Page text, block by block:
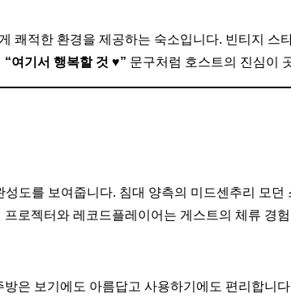
쾌적한 환경을 제공하는 숙소입니다. 빈티지 스
“여기서 행복할 것 ♥” 문구처럼 호스트의 진심이
도를 보여줍니다. 침대 양측의 미드센추리 모
로젝터와 레코드플레이어는 게스트의 체류 경
은 보기에도 아름답고 사용하기에도 편리합니